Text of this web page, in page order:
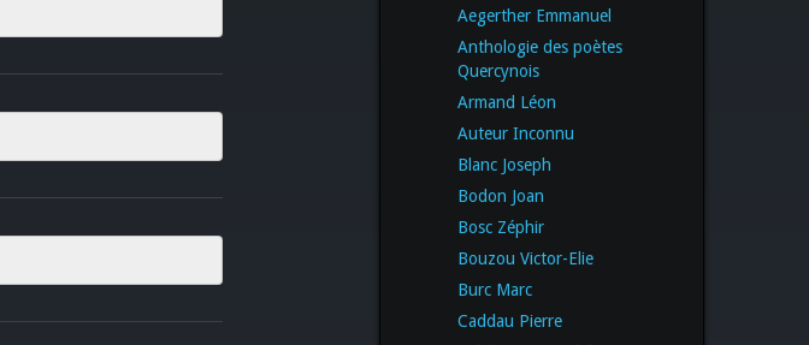
Aegerther Emmanuel
Anthologie des poètes
Quercynois
Armand Léon
Auteur Inconnu
Blanc Joseph
Bodon Joan
Bosc Zéphir
Bouzou Victor-Elie
Burc Marc
Caddau Pierre